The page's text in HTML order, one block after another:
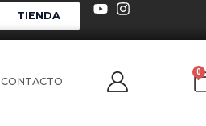
TIENDA
CONTACTO
0